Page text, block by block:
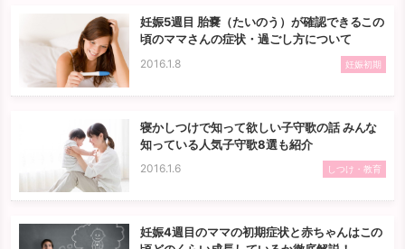
妊娠5週目 胎嚢（たいのう）が確認できるこの
頃のママさんの症状・過ごし方について
2016.1.8 妊娠初期
寝かしつけで知って欲しい子守歌の話 みんな
知っている人気子守歌8選も紹介
2016.1.6 しつけ・教育
妊娠4週目のママの初期症状と赤ちゃんはこの